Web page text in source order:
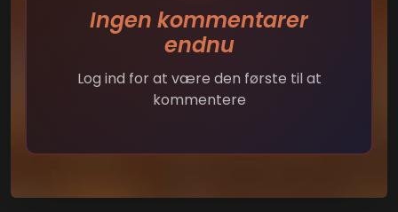
Ingen kommentarer
endnu
Log ind for at være den første til at
kommentere